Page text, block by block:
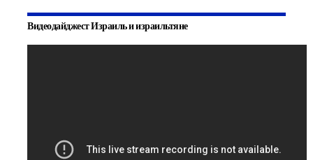
Видеодайджест Израиль и израильтяне